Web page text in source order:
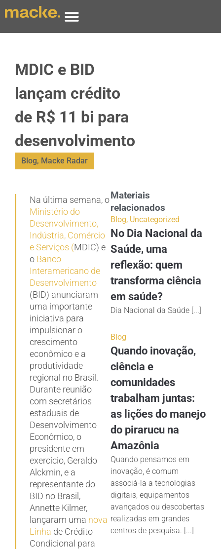
MDIC e BID
lançam crédito
de R$ 11 bi para
desenvolvimento
Blog, Macke Radar
Na última semana, o
Ministério do
Desenvolvimento,
Indústria, Comércio
e Serviços (MDIC) e
o Banco
Interamericano de
Desenvolvimento
(BID) anunciaram
uma importante
iniciativa para
impulsionar o
crescimento
econômico e a
produtividade
regional no Brasil.
Durante reunião
com secretários
estaduais de
Desenvolvimento
Econômico, o
presidente em
exercício, Geraldo
Alckmin, e a
representante do
BID no Brasil,
Annette Kilmer,
lançaram uma nova
Linha de Crédito
Condicional para
Materiais
relacionados
Blog, Uncategorized
No Dia Nacional da
Saúde, uma
reflexão: quem
transforma ciência
em saúde?
Dia Nacional da Saúde [...]
Blog
Quando inovação,
ciência e
comunidades
trabalham juntas:
as lições do manejo
do pirarucu na
Amazônia
Quando pensamos em
inovação, é comum
associá-la a tecnologias
digitais, equipamentos
avançados ou descobertas
realizadas em grandes
centros de pesquisa. [...]